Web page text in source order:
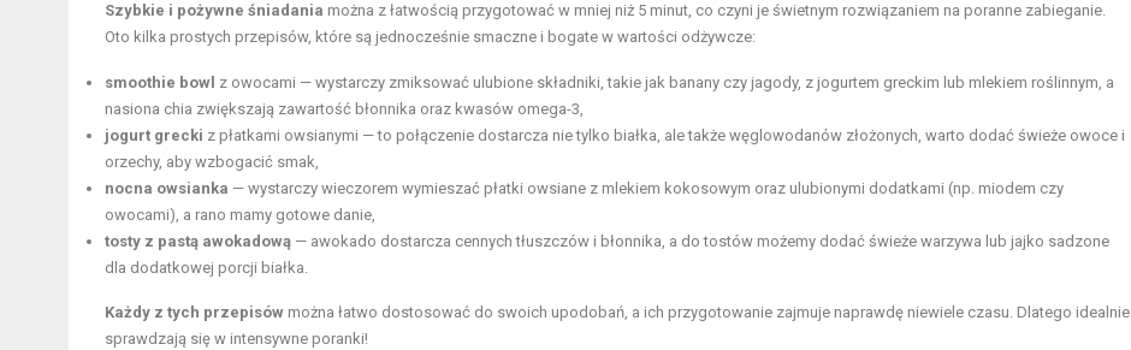
Szybkie i pożywne śniadania można z łatwością przygotować w mniej niż 5 minut, co czyni je świetnym rozwiązaniem na poranne zabieganie.
Oto kilka prostych przepisów, które są jednocześnie smaczne i bogate w wartości odżywcze:
smoothie bowl z owocami — wystarczy zmiksować ulubione składniki, takie jak banany czy jagody, z jogurtem greckim lub mlekiem roślinnym, a
nasiona chia zwiększają zawartość błonnika oraz kwasów omega-3,
jogurt grecki z płatkami owsianymi — to połączenie dostarcza nie tylko białka, ale także węglowodanów złożonych, warto dodać świeże owoce i
orzechy, aby wzbogacić smak,
nocna owsianka — wystarczy wieczorem wymieszać płatki owsiane z mlekiem kokosowym oraz ulubionymi dodatkami (np. miodem czy
owocami), a rano mamy gotowe danie,
tosty z pastą awokadową — awokado dostarcza cennych tłuszczów i błonnika, a do tostów możemy dodać świeże warzywa lub jajko sadzone
dla dodatkowej porcji białka.
Każdy z tych przepisów można łatwo dostosować do swoich upodobań, a ich przygotowanie zajmuje naprawdę niewiele czasu. Dlatego idealnie
sprawdzają się w intensywne poranki!